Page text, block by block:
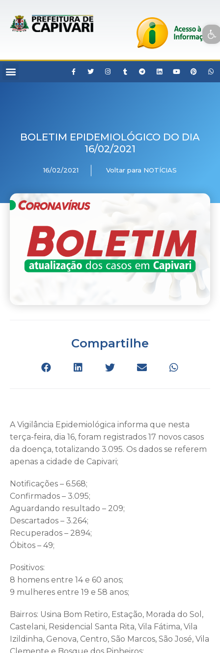
Open toolbar
BOLETIM EPIDEMIOLÓGICO DO DIA
16/02/2021
16/02/2021 Voltar para NOTÍCIAS
Compartilhe
A Vigilância Epidemiológica informa que nesta
terça-feira, dia 16, foram registrados 17 novos casos
da doença, totalizando 3.095. Os dados se referem
apenas a cidade de Capivari;
Notificações – 6.568;
Confirmados – 3.095;
Aguardando resultado – 209;
Descartados – 3.264;
Recuperados – 2894;
Óbitos – 49;
Positivos:
8 homens entre 14 e 60 anos;
9 mulheres entre 19 e 58 anos;
Bairros: Usina Bom Retiro, Estação, Morada do Sol,
Castelani, Residencial Santa Rita, Vila Fátima, Vila
Izildinha, Genova, Centro, São Marcos, São José, Vila